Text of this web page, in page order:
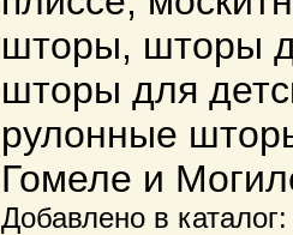
шторы, шторы
шторы для
рулонные
Гомеле и
Добавлено в